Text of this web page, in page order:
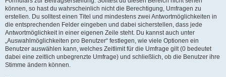
können, so hast du wahrscheinlich nicht die Berechtigung, Umfragen zu
erstellen. Du solltest einen Titel und mindestens zwei Antwortmöglichkeiten in
die entsprechenden Felder eingeben und dabei sicherstellen, dass jede
Antwortmöglichkeit in einer eigenen Zeile steht. Du kannst auch unter
„Auswahlmöglichkeiten pro Benutzer“ festlegen, wie viele Optionen ein
Benutzer auswählen kann, welches Zeitlimit für die Umfrage gilt (0 bedeutet
dabei eine zeitlich unbegrenzte Umfrage) und schließlich, ob die Benutzer ihre
Stimme ändern können.